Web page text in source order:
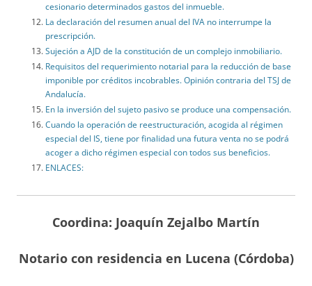
cesionario determinados gastos del inmueble.
La declaración del resumen anual del IVA no interrumpe la
prescripción.
Sujeción a AJD de la constitución de un complejo inmobiliario.
Requisitos del requerimiento notarial para la reducción de base
imponible por créditos incobrables. Opinión contraria del TSJ de
Andalucía.
En la inversión del sujeto pasivo se produce una compensación.
Cuando la operación de reestructuración, acogida al régimen
especial del IS, tiene por finalidad una futura venta no se podrá
acoger a dicho régimen especial con todos sus beneficios.
ENLACES:
Coordina: Joaquín Zejalbo Martín
Notario con residencia en Lucena (Córdoba)